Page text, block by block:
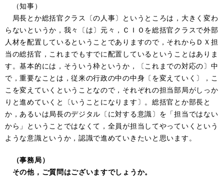
（知事）
局長とか総括官クラス〔の人事〕というところは，大きく変わ
らないというか，我々〔は〕元々，ＣＩＯを総括官クラスで外部
人材を配置しているということでありますので，それからＤＸ担
当の総括官，これまでもすでに配置しているということはありま
す。基本的には，そういう枠というか，〔これまでの対応の〕中
で，重要なことは，従来の行政の中の中身〔を変えていく〕，こ
こを変えていくということなので，それぞれの担当部局がしっか
りと進めていくと〔いうことになります〕。総括官とか部長と
か，あるいは局長のデジタル〔に対する意識〕を「担当ではない
から」ということではなくて，全員が担当してやっていくという
ような意識というか，認識で進めていきたいと思います。
（事務局）
その他，ご質問はございますでしょうか。